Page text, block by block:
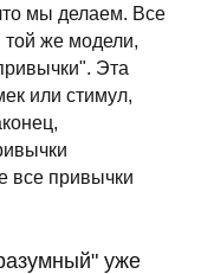
мы делаем. Все
же модели,
Эта
или стимул,
все привычки
уже